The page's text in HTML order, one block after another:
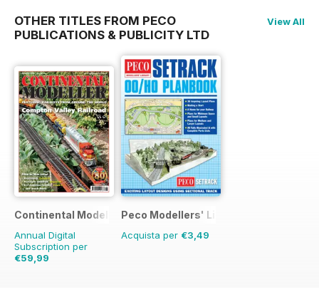
OTHER TITLES FROM PECO
PUBLICATIONS & PUBLICITY LTD
View All
Continental Modeller
Annual Digital
Subscription per
€59,99
Peco Modellers' Library
Acquista per €3,49